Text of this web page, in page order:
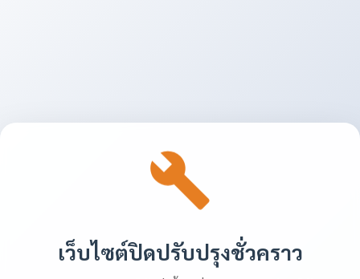
เว็บไซต์ปิดปรับปรุงชั่วคราว